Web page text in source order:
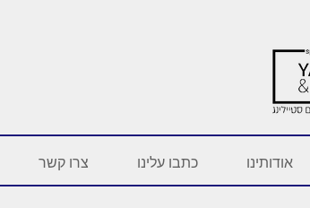
אודותינו כתבו עלינו צרו קשר